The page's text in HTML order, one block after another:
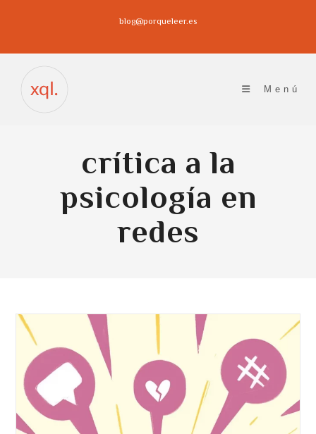
blog@porqueleer.es
Menú
crítica a la
psicología en
redes